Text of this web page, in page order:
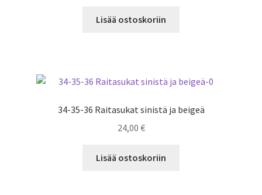
Lisää ostoskoriin
34-35-36 Raitasukat sinistä ja beigeä
24,00 €
Lisää ostoskoriin